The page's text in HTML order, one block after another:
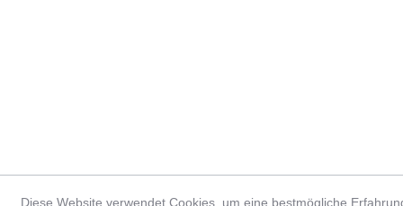
Diese Website verwendet Cookies, um eine bestmögliche